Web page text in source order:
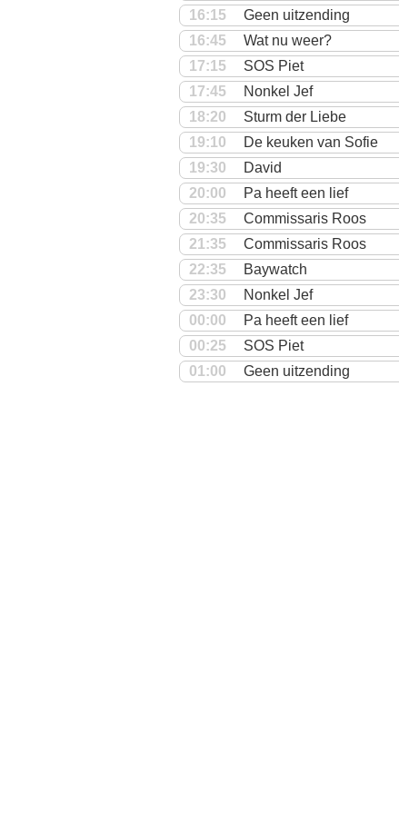
16:15
Geen uitzending
16:45
Wat nu weer?
17:15
SOS Piet
17:45
Nonkel Jef
18:20
Sturm der Liebe
19:10
De keuken van Sofie
19:30
David
20:00
Pa heeft een lief
20:35
Commissaris Roos
21:35
Commissaris Roos
22:35
Baywatch
23:30
Nonkel Jef
00:00
Pa heeft een lief
00:25
SOS Piet
01:00
Geen uitzending